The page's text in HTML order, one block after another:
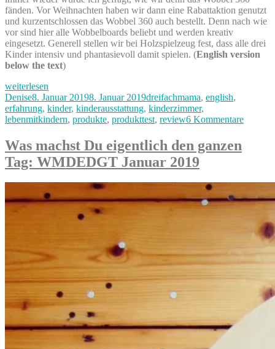
fänden. Vor Weihnachten haben wir dann eine Rabattaktion genutzt
und kurzentschlossen das Wobbel 360 auch bestellt. Denn nach wie
vor sind hier alle Wobbelboards beliebt und werden kreativ
eingesetzt. Generell stellen wir bei Holzspielzeug fest, dass alle drei
Kinder intensiv und phantasievoll damit spielen. (English version
below the text)
„Wobbel
360
Erfahrungen“
weiterlesen
Autor
DeniseVeröffentlicht
am
8. Januar 20198. Januar 2019Kategorien
dreifachmama, english,
erfahrung, kinder, kinderausstattung, kinderzimmer,
lebenmitkindern, produkte, produkttest, review6 Kommentarezu
Was machst Du eigentlich den ganzen
Tag: WMDEDGT Januar 2019